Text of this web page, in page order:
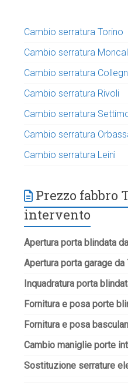
Cambio serratura Torino
Cambio serratura
Cambio serratura
Cambio serratura Rivoli
Cambio serratura
Cambio serratura
Cambio serratura Leinì
Prezzo fabbro
intervento
Apertura porta blindata
Apertura porta garage da
Inquadratura porta
Fornitura e posa porte
Fornitura e posa
Cambio maniglie porte
Sostituzione serrature